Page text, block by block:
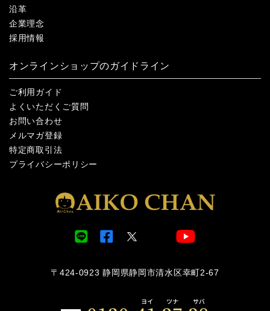
沿革
企業理念
採用情報
オンラインショップのガイドライン
ご利用ガイド
よくいただくご質問
お問い合わせ
メルマガ登録
特定商取引法
プライバシーポリシー
〒424-0923 静岡県静岡市清水区幸町2-67